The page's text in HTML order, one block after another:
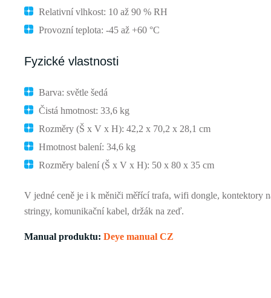
Relativní vlhkost: 10 až 90 % RH
Provozní teplota: -45 až +60 °C
Fyzické vlastnosti
Barva: světle šedá
Čistá hmotnost: 33,6 kg
Rozměry (Š x V x H): 42,2 x 70,2 x 28,1 cm
Hmotnost balení: 34,6 kg
Rozměry balení (Š x V x H): 50 x 80 x 35 cm
V jedné ceně je i k měniči měřící trafa, wifi dongle, kontektory
stringy, komunikační kabel, držák na zeď.
Manual produktu: Deye manual CZ